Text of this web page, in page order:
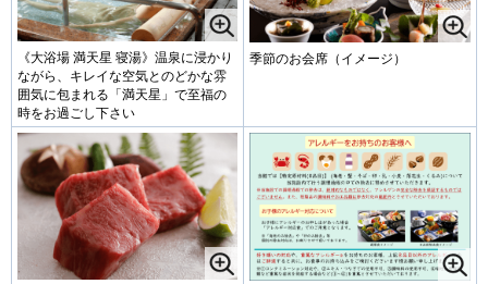
《大浴場 満天星 寝湯》温泉に浸かり
ながら、キレイな空気とのどかな雰
囲気に包まれる「満天星」で至福の
時をお過ごし下さい
季節のお会席（イメージ）